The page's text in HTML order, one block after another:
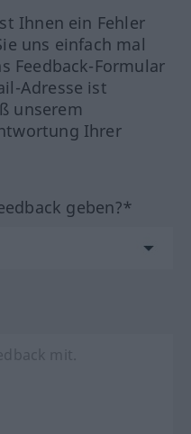
Ihnen ein Fehler
uns einfach mal
Feedback-Formular
Adresse ist
unserem
Ihrer
geben?*